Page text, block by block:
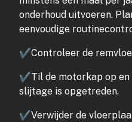
onderhoud uitvoeren.
eenvoudige
✔Controleer de
✔Til de motorkap op
slijtage is opgetreden.
✔Verwijder de